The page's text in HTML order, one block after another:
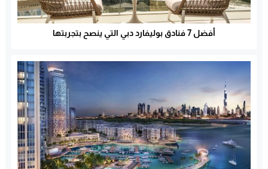
أفضل 7 فنادق بوليفارد دبي التي ينصح بتجربتها